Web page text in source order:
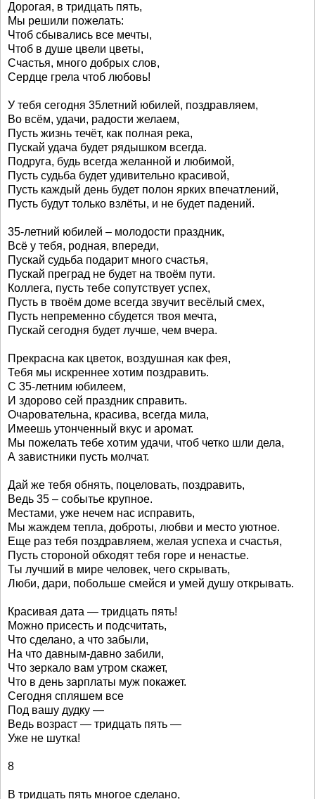
Дорогая, в тридцать пять,
Мы решили пожелать:
Чтоб сбывались все мечты,
Чтоб в душе цвели цветы,
Счастья, много добрых слов,
Сердце грела чтоб любовь!
У тебя сегодня 35летний юбилей, поздравляем,
Во всём, удачи, радости желаем,
Пусть жизнь течёт, как полная река,
Пускай удача будет рядышком всегда.
Подруга, будь всегда желанной и любимой,
Пусть судьба будет удивительно красивой,
Пусть каждый день будет полон ярких впечатлений,
Пусть будут только взлёты, и не будет падений.
35-летний юбилей – молодости праздник,
Всё у тебя, родная, впереди,
Пускай судьба подарит много счастья,
Пускай преград не будет на твоём пути.
Коллега, пусть тебе сопутствует успех,
Пусть в твоём доме всегда звучит весёлый смех,
Пусть непременно сбудется твоя мечта,
Пускай сегодня будет лучше, чем вчера.
Прекрасна как цветок, воздушная как фея,
Тебя мы искреннее хотим поздравить.
С 35-летним юбилеем,
И здорово сей праздник справить.
Очаровательна, красива, всегда мила,
Имеешь утонченный вкус и аромат.
Мы пожелать тебе хотим удачи, чтоб четко шли дела,
А завистники пусть молчат.
Дай же тебя обнять, поцеловать, поздравить,
Ведь 35 – событье крупное.
Местами, уже нечем нас исправить,
Мы жаждем тепла, доброты, любви и место уютное.
Еще раз тебя поздравляем, желая успеха и счастья,
Пусть стороной обходят тебя горе и ненастье.
Ты лучший в мире человек, чего скрывать,
Люби, дари, побольше смейся и умей душу открывать.
Красивая дата — тридцать пять!
Можно присесть и подсчитать,
Что сделано, а что забыли,
На что давным-давно забили,
Что зеркало вам утром скажет,
Что в день зарплаты муж покажет.
Сегодня спляшем все
Под вашу дудку —
Ведь возраст — тридцать пять —
Уже не шутка!
8
В тридцать пять многое сделано,